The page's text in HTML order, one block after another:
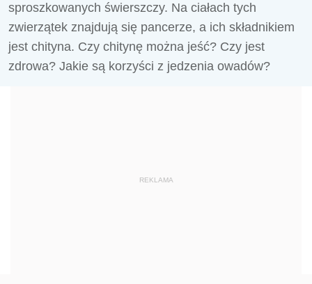
sproszkowanych świerszczy. Na ciałach tych
zwierzątek znajdują się pancerze, a ich składnikiem
jest chityna. Czy chitynę można jeść? Czy jest
zdrowa? Jakie są korzyści z jedzenia owadów?
REKLAMA